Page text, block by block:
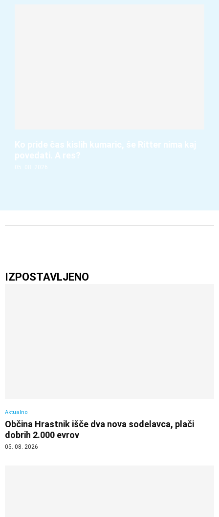
Ko pride čas kislih kumaric, še Ritter nima kaj
povedati. A res?
05. 08. 2026
IZPOSTAVLJENO
Aktualno
Občina Hrastnik išče dva nova sodelavca, plači
dobrih 2.000 evrov
05. 08. 2026